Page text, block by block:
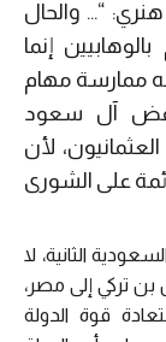
هنري: “… والحال
إنما
ممارسة مهام
رفض آل سعود
لأن
الثانية، لا
تركي إلى مصر،
قوة الدولة